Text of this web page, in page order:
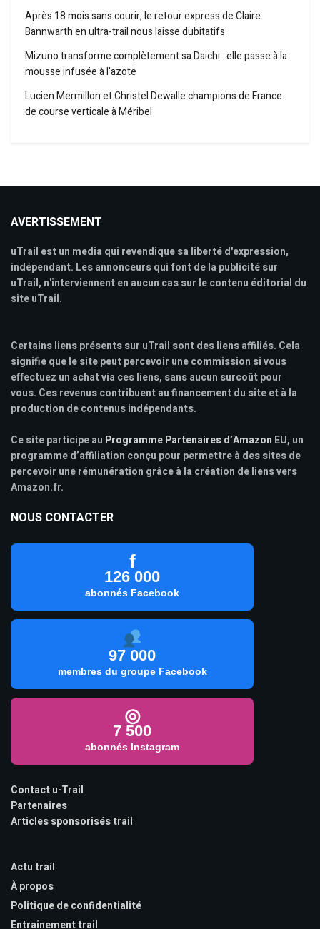
Après 18 mois sans courir, le retour express de Claire
Bannwarth en ultra-trail nous laisse dubitatifs
Mizuno transforme complètement sa Daichi : elle passe à la
mousse infusée à l’azote
Lucien Mermillon et Christel Dewalle champions de France
de course verticale à Méribel
AVERTISSEMENT
uTrail est un media qui revendique sa liberté d'expression,
indépendant. Les annonceurs qui font de la publicité sur
uTrail, n'interviennent en aucun cas sur le contenu éditorial du
site uTrail.
Certains liens présents sur uTrail sont des liens affiliés. Cela
signifie que le site peut percevoir une commission si vous
effectuez un achat via ces liens, sans aucun surcoût pour
vous. Ces revenus contribuent au financement du site et à la
production de contenus indépendants.
Ce site participe au Programme Partenaires d’Amazon EU, un
programme d’affiliation conçu pour permettre à des sites de
percevoir une rémunération grâce à la création de liens vers
Amazon.fr.
NOUS CONTACTER
f
126 000
abonnés Facebook
97 000
membres du groupe Facebook
◎
7 500
abonnés Instagram
Contact u-Trail
Partenaires
Articles sponsorisés trail
Actu trail
À propos
Politique de confidentialité
Entrainement trail